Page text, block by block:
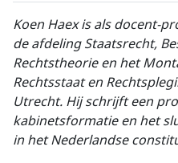
Koen Haex is als docent-
de afdeling Staatsrecht,
Rechtstheorie en het
Rechtsstaat en
Utrecht. Hij schrijft een
kabinetsformatie en het
in het Nederlandse